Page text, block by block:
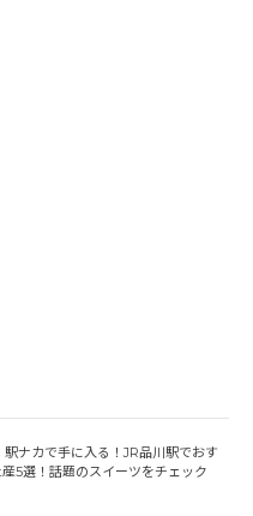
駅ナカで手に入る！JR品川駅でおす
5選！話題のスイーツをチェック